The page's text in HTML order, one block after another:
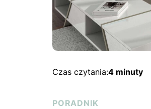
Czas czytania:4 minuty
PORADNIK